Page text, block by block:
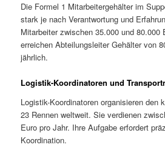
Die Formel 1 Mitarbeitergehälter im
stark je nach Verantwortung und
Mitarbeiter zwischen 35.000 und 80.000
erreichen Abteilungsleiter Gehälter von
jährlich.
Logistik-Koordinatoren und
Logistik-Koordinatoren organisieren den
23 Rennen weltweit. Sie verdienen
Euro pro Jahr. Ihre Aufgabe erfordert
Koordination.